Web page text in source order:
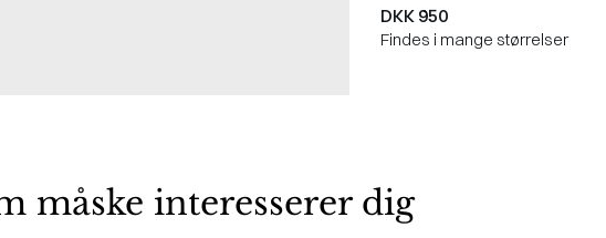
DKK 950
Findes i mange størrelser
måske interesserer dig